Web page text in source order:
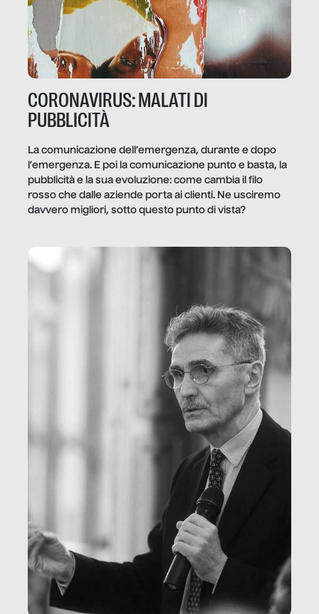
CORONAVIRUS: MALATI DI
PUBBLICITÀ
La comunicazione dell’emergenza, durante e dopo
l’emergenza. E poi la comunicazione punto e basta, la
pubblicità e la sua evoluzione: come cambia il filo
rosso che dalle aziende porta ai clienti. Ne usciremo
davvero migliori, sotto questo punto di vista?